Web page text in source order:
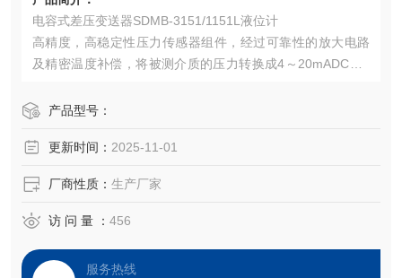
电容式差压变送器SDMB-3151/1151L液位计
高精度，高稳定性压力传感器组件，经过可靠性的放大电路
及精密温度补偿，将被测介质的压力转换成4～20mADC、0
感器、封装技术以及*的装配工艺确保了该产品的优异质量和
产品型号：
更新时间： 2025-11-01
厂商性质： 生产厂家
访 问 量 ： 456
服务热线